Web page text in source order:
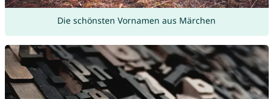
Die schönsten Vornamen aus Märchen